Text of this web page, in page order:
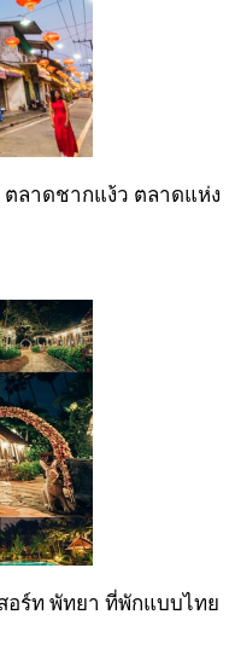
ลาดชากแง้ว ตลาดแห่ง
อร์ท พัทยา ที่พักแบบไทย